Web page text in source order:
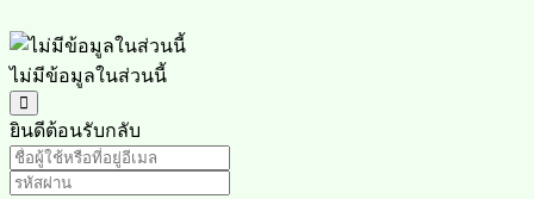
ไม่มีข้อมูลในส่วนนี้
ยินดีต้อนรับกลับ